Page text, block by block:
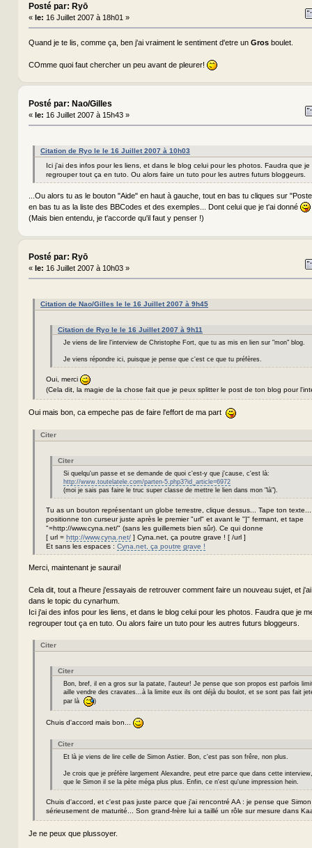
Posté par: Ryō
« le: 16 Juillet 2007 à 18h01 »
Quand je te lis, comme ça, ben j'ai vraiment le sentiment d'etre un Grosboulet.
COmme quoi faut chercher un peu avant de pleurer!
Posté par: Nao/Gilles
« le: 16 Juillet 2007 à 15h43 »
Citation de Ryo le le 16 Juillet 2007 à 10h03
Ici j'ai des infos pour les liens, et dans le blog celui pour les photos. Faudra que
regrouper tout ça en tuto. Ou alors faire un tuto pour les autres futurs bloggeurs.
...Ou alors tu as le bouton "Aide" en haut à gauche, tout en bas tu cliques sur
en bas tu as la liste des BBCodes et des exemples... Dont celui que je t'ai donné
(Mais bien entendu, je t'accorde qu'il faut y penser !)
Posté par: Ryō
« le: 16 Juillet 2007 à 10h03 »
Citation de Nao/Gilles le le 16 Juillet 2007 à 9h45
Citation de Ryo le le 16 Juillet 2007 à 9h11
Je viens de lire l'interview de Christophe Fort, que tu as mis en lien sur "mon" blog.
Je viens répondre ici, puisque je pense que c'est ce que tu préfères.
Oui, merci
(Cela dit, la magie de la chose fait que je peux splitter le post de ton blog pour
Oui mais bon, ca empeche pas de faire l'effort de ma part
Citer
Citer
Si quelqu'un passe et se demande de quoi c'est-y que j'cause, c'est là:
http://www.toutelatele.com/parten-5.php3?id_article=6972
(moi je sais pas faire le truc super classe de mettre le lien dans mon "là").
Tu as un bouton représentant un globe terrestre, clique dessus... Tape ton
positionne ton curseur juste après le premier "url" et avant le "]" fermant, et tape
"=http://www.cyna.net/" (sans les guillemets bien sûr). Ce qui donne
[ url = http://www.cyna.net/] Cyna.net, ça poutre grave ! [ /url ]
Et sans les espaces : Cyna.net, ça poutre grave !
Merci, maintenant je saurai!
Cela dit, tout a l'heure j'essayais de retrouver comment faire un nouveau sujet, et
dans le topic du cynarhum.
Ici j'ai des infos pour les liens, et dans le blog celui pour les photos. Faudra que je
regrouper tout ça en tuto. Ou alors faire un tuto pour les autres futurs bloggeurs.
Citer
Citer
Bon, bref, il en a gros sur la patate, l'auteur! Je pense que son propos est parfois
aille vendre des cravates...à la limite eux ils ont déjà du boulot, et se sont pas fait
par là
)
Chuis d'accord mais bon...
Citer
Et là je viens de lire celle de Simon Astier. Bon, c'est pas son frêre, non plus.
Je crois que je préfère largement Alexandre, peut etre parce que dans cette
que le Simon il se la pète méga plus plus. Enfin, ce n'est qu'une impression hein.
Chuis d'accord, et c'est pas juste parce que j'ai rencontré AA : je pense que
sérieusement de maturité... Son grand-frère lui a taillé un rôle sur mesure dans
Je ne peux que plussoyer.